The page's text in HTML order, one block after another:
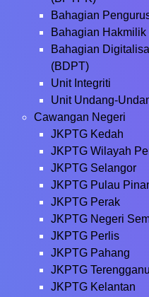
Bahagian
Bahagian
Bahagian
(BDPT)
Unit Integriti
Unit Undang-
Cawangan Negeri
JKPTG Kedah
JKPTG Wilayah
JKPTG Selangor
JKPTG Pulau
JKPTG Perak
JKPTG Negeri
JKPTG Perlis
JKPTG Pahang
JKPTG Terengganu
JKPTG Kelantan